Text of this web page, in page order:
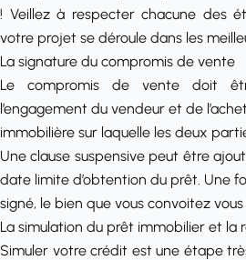
! Veillez à respecter chacune des
votre projet se déroule dans les
La signature du compromis de vente
Le compromis de vente doit
l’engagement du vendeur et de
immobilière sur laquelle les deux
Une clause suspensive peut être
date limite d’obtention du prêt. Une
signé, le bien que vous convoitez vous
La simulation du prêt immobilier et la
Simuler votre crédit est une étape